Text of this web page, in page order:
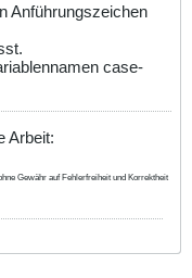
Anführungszeichen
case-
Arbeit:
Gewähr auf Fehlerfreiheit und Korrektheit